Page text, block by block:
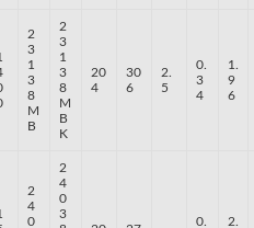
2
3
1
3
8
M
B
2
3
1
3
8
M
B
K
20
4
30
6
2.
5
0.
3
4
1.
9
6
2
4
0
2
4
0
3
0.
2.